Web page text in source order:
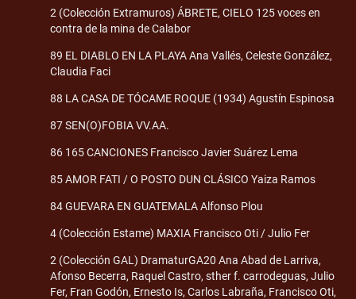
2 (Colección Extramuros) ÁBRETE, CIELO 125 voces en
contra de la mina de Calabor
89 EL DIABLO EN LA PLAYA Ana Vallés, Celeste González,
Claudia Faci
88 LA CASA DE TÓCAME ROQUE (1934) Agustín Espinosa
87 SEN(O)FOBIA VV.AA.
86 165 CANCIONES Francisco Javier Suárez Lema
85 AMOR FATI / O POSTO DUN CLÁSICO Yaiza Ramos
84 GUEVARA EN GUATEMALA Alfonso Plou
4 (Colección Estame) MAXIA Francisco Oti / Julio Fer
2 (Colección GAL) DramaturGA20 Ana Abad de Larriva,
Afonso Becerra, Raquel Castro, sther f. carrodeguas, Julio
Fer, Fran Godón, Ernesto Is, Carlos Labraña, Francisco Oti,